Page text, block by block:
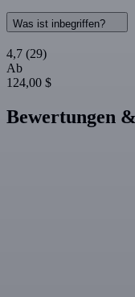
Was ist inbegriffen?
4,7 (29)
Ab
124,00 $
Bewertungen